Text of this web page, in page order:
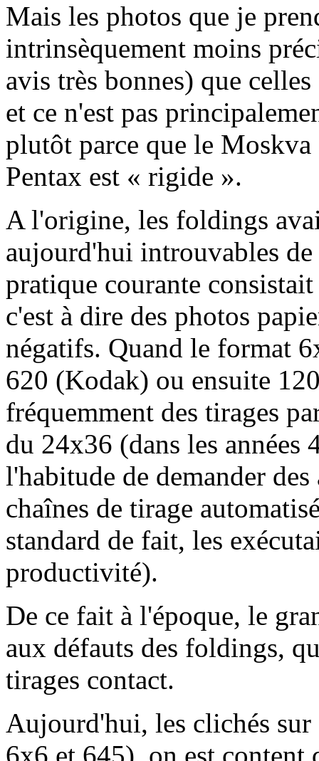
Mais les photos que je
intrinsèquement moins
avis très bonnes) que
et ce n'est pas
plutôt parce que le
Pentax est « rigide ».
A l'origine, les foldings
aujourd'hui introuvables
pratique courante
c'est à dire des photos
négatifs. Quand le format
620 (Kodak) ou ensuite
fréquemment des tirages
du 24x36 (dans les
l'habitude de demander
chaînes de tirage
standard de fait, les
productivité).
De ce fait à l'époque, le
aux défauts des foldings,
tirages contact.
Aujourd'hui, les clichés